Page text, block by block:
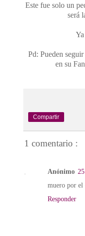
Este fue solo un
será
Pd: Pueden
en su
Compartir
1 comentario :
Anónimo
muero por el
Responder